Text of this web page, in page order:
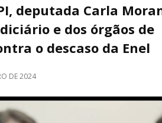
deputada Carla
e dos órgãos de
o descaso da Enel
DE 2024